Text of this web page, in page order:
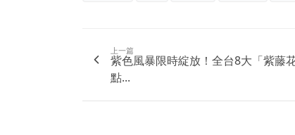
上一篇
紫色風暴限時綻放！全台8大「紫藤
點...